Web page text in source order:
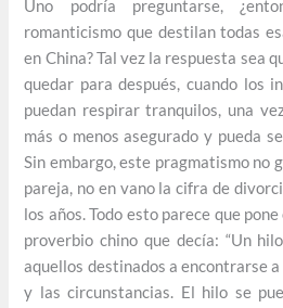
Uno podría preguntarse,
romanticismo que destilan todas
en China? Tal vez la respuesta sea
quedar para después, cuando los
puedan respirar tranquilos, una
más o menos asegurado y pueda
Sin embargo, este pragmatismo no
pareja, no en vano la cifra de
los años. Todo esto parece que
proverbio chino que decía: “Un
aquellos destinados a encontrarse
y las circunstancias. El hilo se